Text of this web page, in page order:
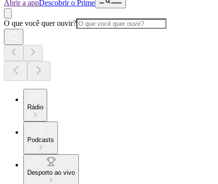
Abrir a appDescobrir o Prime
O que você quer ouvir?
Rádio
Podcasts
Desporto ao vivo